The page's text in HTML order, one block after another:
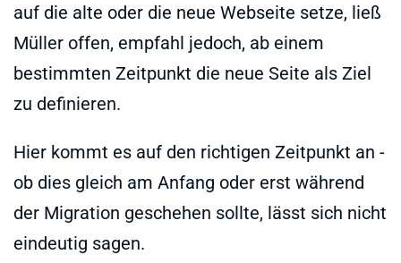
auf die alte oder die neue Webseite setze, ließ
Müller offen, empfahl jedoch, ab einem
bestimmten Zeitpunkt die neue Seite als Ziel
zu definieren.
Hier kommt es auf den richtigen Zeitpunkt an -
ob dies gleich am Anfang oder erst während
der Migration geschehen sollte, lässt sich nicht
eindeutig sagen.